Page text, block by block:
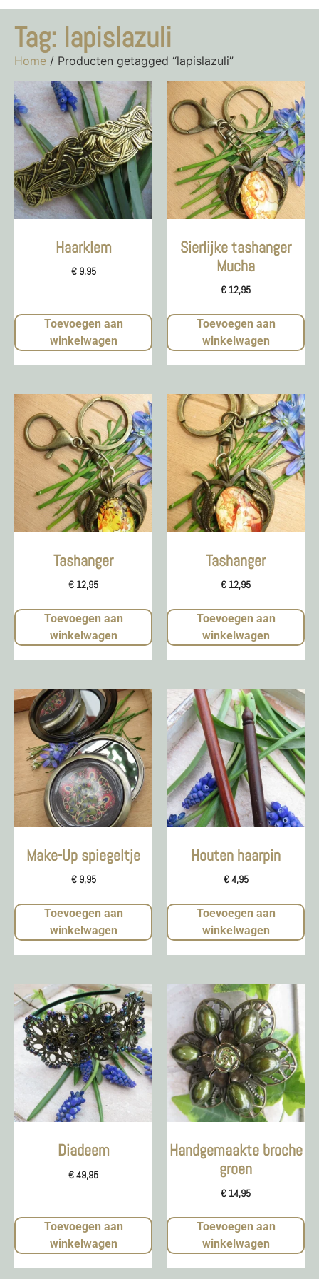
Tag: lapislazuli
Home / Producten getagged “lapislazuli”
Haarklem
€9,95
Toevoegen aan
winkelwagen
Sierlijke tashanger
Mucha
€ 12,95
Toevoegen aan
winkelwagen
Tashanger
€ 12,95
Toevoegen aan
winkelwagen
Tashanger
€ 12,95
Toevoegen aan
winkelwagen
Make-Up spiegeltje
€9,95
Toevoegen aan
winkelwagen
Houten haarpin
€4,95
Toevoegen aan
winkelwagen
Diadeem
€49,95
Toevoegen aan
winkelwagen
Handgemaakte broche
groen
€ 14,95
Toevoegen aan
winkelwagen